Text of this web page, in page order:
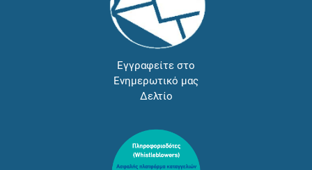
Εγγραφείτε στο
Ενημερωτικό μας
Δελτίο